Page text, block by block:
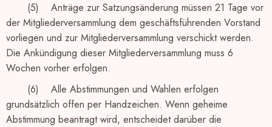
(5) Anträge zur Satzungsänderung müssen 21 Tage vor
der Mitgliederversammlung dem geschäftsführenden Vorstand
vorliegen und zur Mitgliederversammlung verschickt werden.
Die Ankündigung dieser Mitgliederversammlung muss 6
Wochen vorher erfolgen.
(6) Alle Abstimmungen und Wahlen erfolgen
grundsätzlich offen per Handzeichen. Wenn geheime
Abstimmung beantragt wird, entscheidet darüber die